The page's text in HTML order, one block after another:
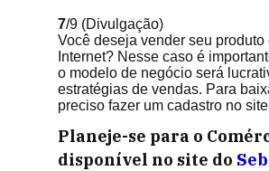
7/9 (Divulgação)
Você deseja vender seu produto
Internet? Nesse caso é
o modelo de negócio será
estratégias de vendas. Para
preciso fazer um cadastro no
Planeje-se para o
disponível no site do